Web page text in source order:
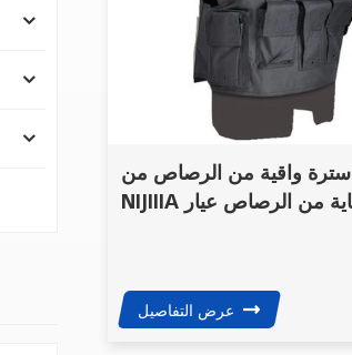
سترة واقية من الرصاص من
NIJIIIA للحماية من الرصاص عيار
عرض التفاصيل